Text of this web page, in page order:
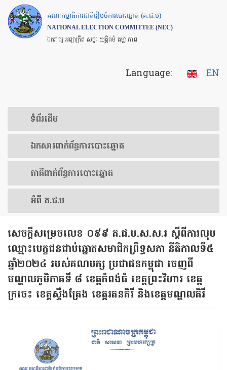
Skip
to
main
គណៈកម្មាធិការជាតិរៀបចំការបោះឆ្នោត (គ.ជ.ប)
NATIONAL ELECTION COMMITTEE (NEC)
ឯករាជ្យ អព្យាក្រឹត សច្ចៈ យុត្តិធម៌ តម្លាភាព
Language: EN
ទំព័រ​ដើម
ឯកសារ​ពាក់ព័ន្ធ​ការ​បោះឆ្នោត
​ភាគីពាក់ព័ន្ធ​​ការ​បោះឆ្នោត
អំពី គ.ជ.ប
សេចក្តីសម្រេចលេខ ០៩៩ គ.ជ.ប.ស.ស.រ ស្តីពីការលុប
ឈ្មោះបេក្ខជនជាប់ឆ្នោតសមាជិកព្រឹទ្ធសភា នីតិកាលទី៥
ឆ្នាំ២០២៤ របស់គណបក្ស ប្រជាជនកម្ពុជា ចេញពី
មណ្ឌលភូមិភាគទី ៨ ខេត្តកំពង់ធំ ខេត្តព្រះវិហារ ខេត្ត
ក្រចេះ ខេត្តស្ទឹងត្រែង ខេត្តរតនគិរី និងខេត្តមណ្ឌលគិរី